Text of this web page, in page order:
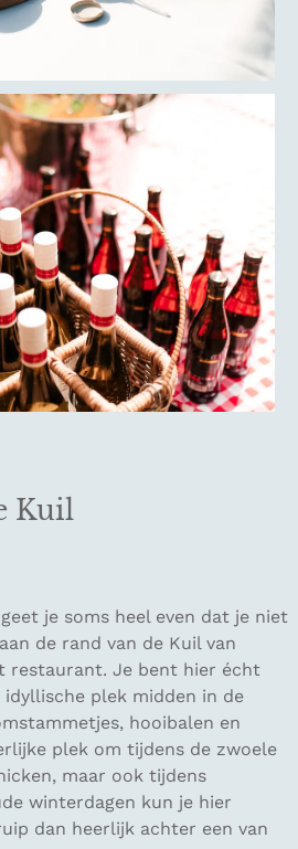
Kuil
je soms heel even dat je niet
de rand van de Kuil van
restaurant. Je bent hier écht
plek midden in de
hooibalen en
plek om tijdens de zwoele
maar ook tijdens
winterdagen kun je hier
dan heerlijk achter een van